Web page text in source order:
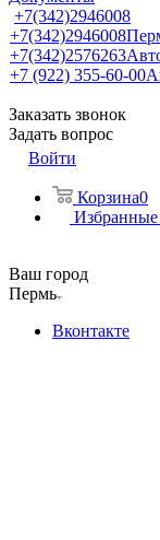
+7(342)2946008
+7(342)2946008
+7(342)2576263
+7 (922) 355-60-00
Заказать звонок
Задать вопрос
Войти
Корзина0
Ваш город
Пермь
Вконтакте